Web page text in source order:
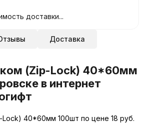
доставки...
Доставка
(Zip-Lock) 40*60мм
в интернет
40*60мм 100шт по цене 18 руб.